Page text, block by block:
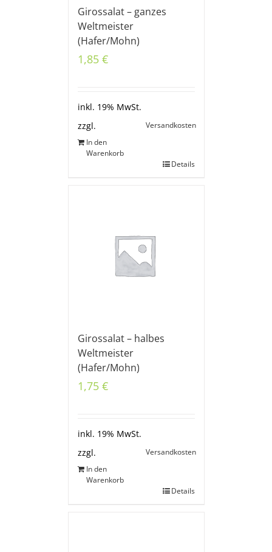
Girossalat – ganzes
Weltmeister
(Hafer/Mohn)
1,85 €
inkl. 19% MwSt.
zzgl.
Versandkosten
In den
Warenkorb
Details
Girossalat – halbes
Weltmeister
(Hafer/Mohn)
1,75 €
inkl. 19% MwSt.
zzgl.
Versandkosten
In den
Warenkorb
Details